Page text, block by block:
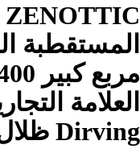
المستقطبة
العلامة
Dirving ظلال السيدات